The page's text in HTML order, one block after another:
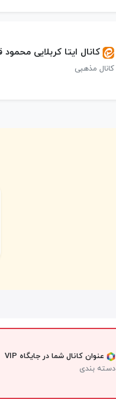
کانال ایتا کربلایی محمود
کانال مذهبی
عنوان کانال شما در جایگاه VIP
دسته بندی